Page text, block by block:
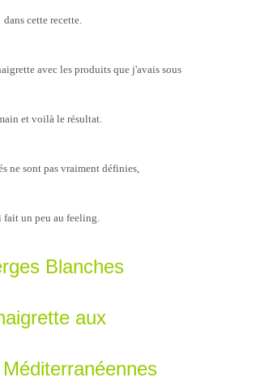
dans cette recette.
avec les produits que j'avais sous
et voilà le résultat.
ne sont pas vraiment définies,
fait un peu au feeling.
Blanches
aux